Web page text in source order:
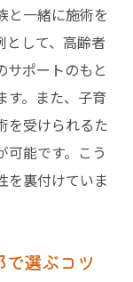
が高い秘密
デア集
は
ポイント解
理由とは
夫と実践法
と一緒に施術を
として、高齢者
サポートのもと
す。また、子育
を受けられるた
可能です。こう
を裏付けていま
選ぶコツ